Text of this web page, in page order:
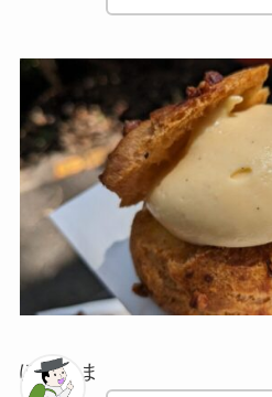
ぽちゃま